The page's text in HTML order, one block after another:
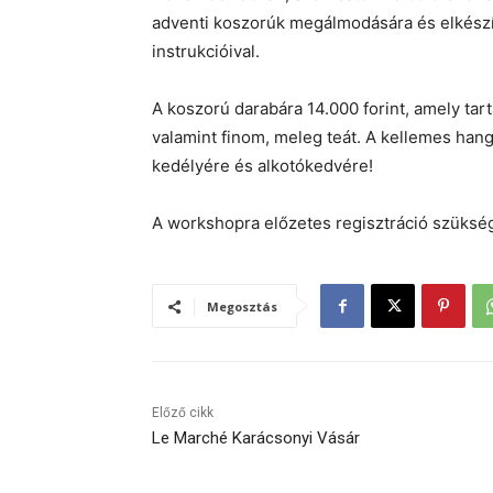
adventi koszorúk megálmodására és
instrukcióival.
A koszorú darabára 14.000 forint, amely
valamint finom, meleg teát. A kellemes
kedélyére és alkotókedvére!
A workshopra előzetes regisztráció
Megosztás
Előző cikk
Le Marché Karácsonyi Vásár